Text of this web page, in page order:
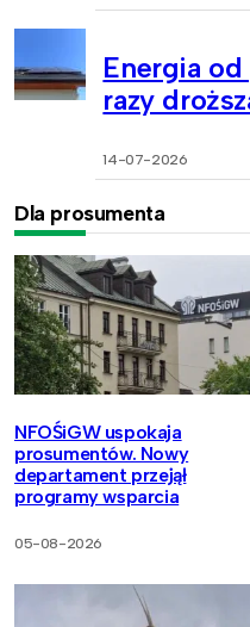
Energia
razy
14-07-2026
Dla prosumenta
NFOŚiGW uspokaja
prosumentów. Nowy
departament przejął
programy wsparcia
05-08-2026